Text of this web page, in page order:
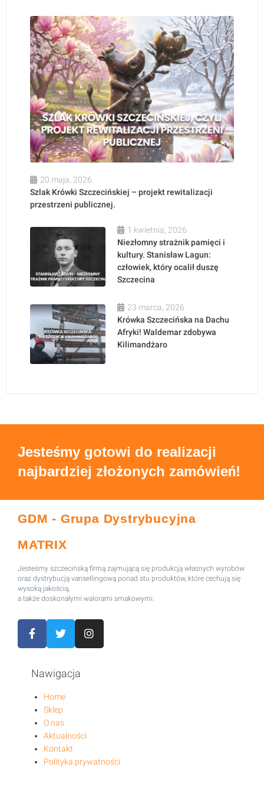
20 maja, 2026
Szlak Krówki Szczecińskiej – projekt rewitalizacji
przestrzeni publicznej.
1 kwietnia, 2026
Niezłomny strażnik pamięci i
kultury. Stanisław Lagun:
człowiek, który ocalił duszę
Szczecina
23 marca, 2026
Krówka Szczecińska na Dachu
Afryki! Waldemar zdobywa
Kilimandżaro
Jesteśmy gotowi do realizacji
najbardziej złożonych zamówień!
GDM - Grupa Dystrybucyjna
MATRIX
Jesteśmy szczecińską firmą zajmującą się produkcją własnych wyrobów
oraz dystrybucją vansellingową ponad stu produktów, które cechują się
wysoką jakością,
a także doskonałymi walorami smakowymi.
Nawigacja
Home
Sklep
O nas
Aktualności
Kontakt
Polityka prywatności